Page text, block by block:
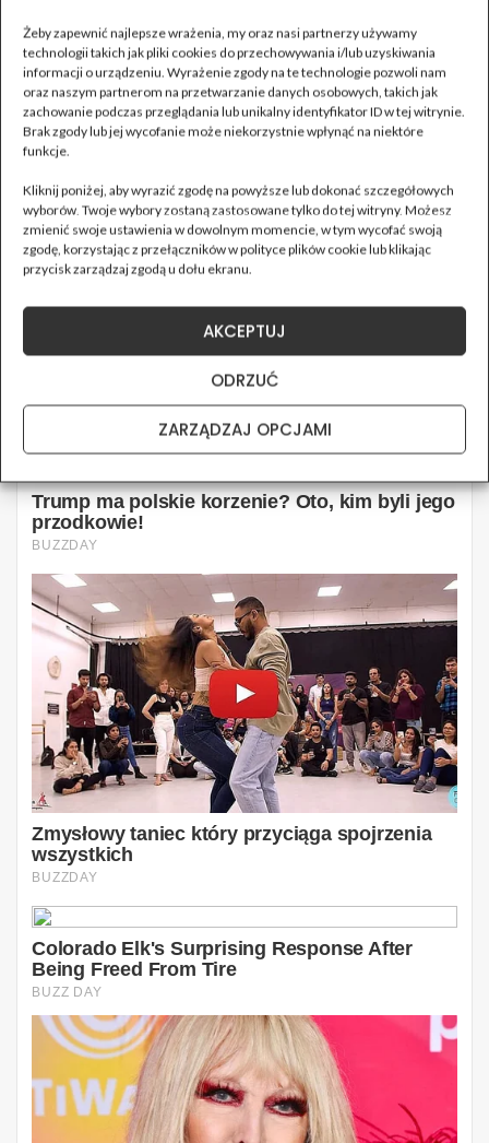
Żeby zapewnić najlepsze wrażenia, my oraz nasi partnerzy używamy
technologii takich jak pliki cookies do przechowywania i/lub uzyskiwania
informacji o urządzeniu. Wyrażenie zgody na te technologie pozwoli nam
oraz naszym partnerom na przetwarzanie danych osobowych, takich jak
zachowanie podczas przeglądania lub unikalny identyfikator ID w tej witrynie.
Brak zgody lub jej wycofanie może niekorzystnie wpłynąć na niektóre
funkcje.
Kliknij poniżej, aby wyrazić zgodę na powyższe lub dokonać szczegółowych
wyborów. Twoje wybory zostaną zastosowane tylko do tej witryny. Możesz
zmienić swoje ustawienia w dowolnym momencie, w tym wycofać swoją
zgodę, korzystając z przełączników w polityce plików cookie lub klikając
przycisk zarządzaj zgodą u dołu ekranu.
AKCEPTUJ
ODRZUĆ
ZARZĄDZAJ OPCJAMI